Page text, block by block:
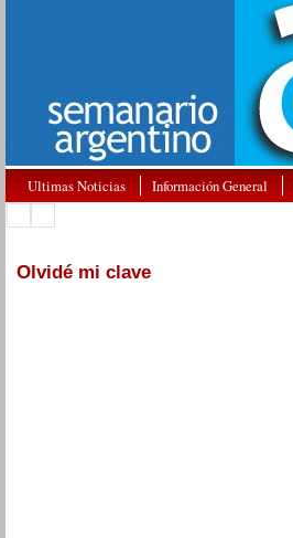
Ultimas Noticias Información General
Olvidé mi clave